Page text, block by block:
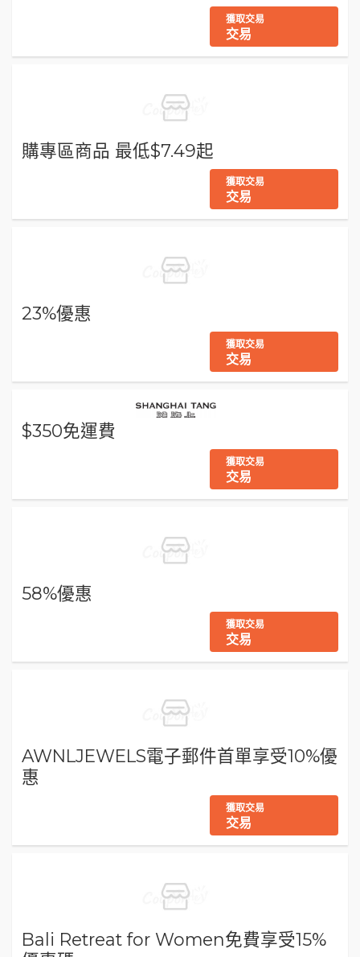
獲取交易
交易
購專區商品 最低$7.49起
獲取交易
交易
23%優惠
獲取交易
交易
$350免運費
獲取交易
交易
58%優惠
獲取交易
交易
AWNLJEWELS電子郵件首單享受10%優
惠
獲取交易
交易
Bali Retreat for Women免費享受15%